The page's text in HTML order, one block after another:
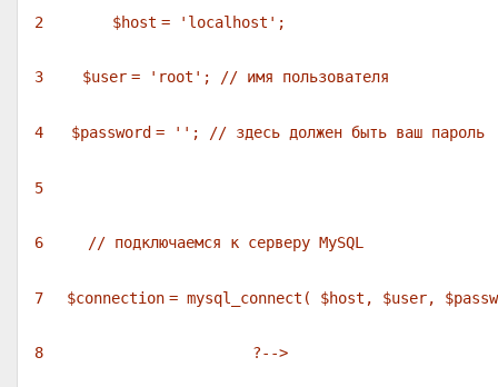
2 $host = 'localhost' ;
3 $user = 'root' ; // имя пользователя
4 $password = '' ; // здесь должен быть ваш пароль
5
6 // подключаемся к серверу MySQL
7 $connection = mysql_connect( $host , $user,
8 ?-->